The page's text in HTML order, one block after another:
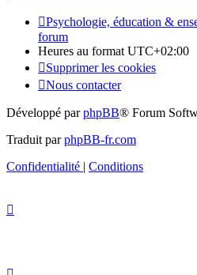
Psychologie, éducation &
forum
Heures au format UTC+02:00
Supprimer les cookies
Nous contacter
Développé parphpBB® Forum
Traduit parphpBB-fr.com
Confidentialité | Conditions